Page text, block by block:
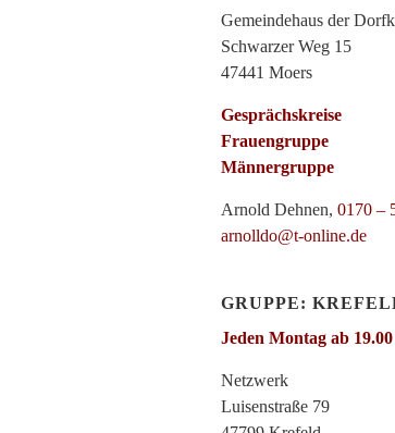
Gemeindehaus der
Schwarzer Weg 15
47441 Moers
Gesprächskreise
Frauengruppe
Männergruppe
Arnold Dehnen,0170 –
arnolldo@t-online.de
GRUPPE:
Jeden Montag ab
Netzwerk
Luisenstraße 79